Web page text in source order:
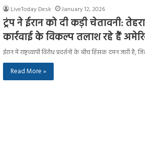
LiveToday Desk
January 12, 2026
ट्रंप ने ईरान को दी कड़ी चेतावनी:
कार्रवाई के विकल्प तलाश रहे हैं
ईरान में राष्ट्रव्यापी विरोध प्रदर्शनों के बीच हिंसक दमन
Read More »